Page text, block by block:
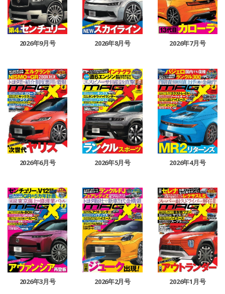
2026年9月号 2026年8月号 2026年7月号
2026年6月号 2026年5月号 2026年4月号
2026年3月号 2026年2月号 2026年1月号